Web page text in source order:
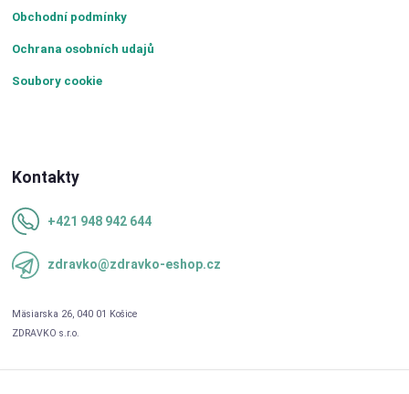
Obchodní podmínky
Ochrana osobních udajů
Soubory cookie
Kontakty
+421 948 942 644
zdravko@zdravko-eshop.cz